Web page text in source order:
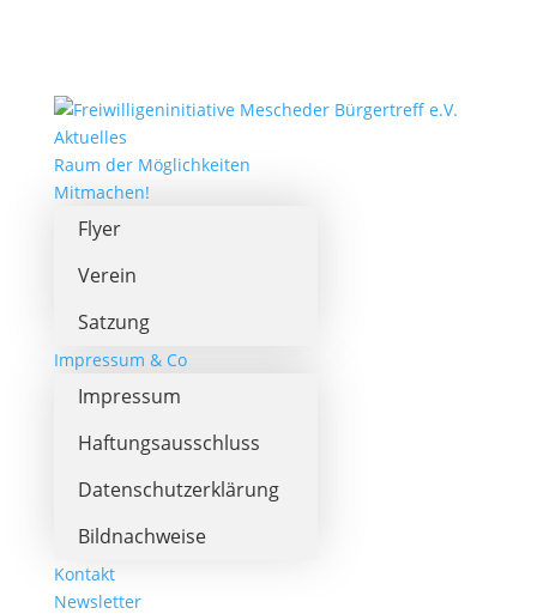
Aktuelles
Raum der Möglichkeiten
Mitmachen!
Flyer
Verein
Satzung
Impressum & Co
Impressum
Haftungsausschluss
Datenschutzerklärung
Bildnachweise
Kontakt
Newsletter